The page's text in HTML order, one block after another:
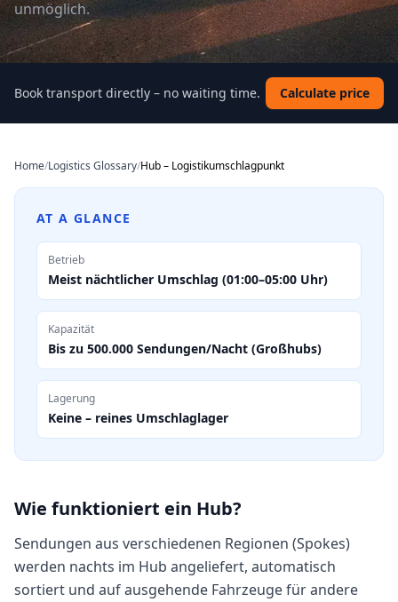
unmöglich.
Book transport directly – no waiting time. Calculate price
Home/Logistics Glossary/Hub – Logistikumschlagpunkt
AT A GLANCE
Betrieb
Meist nächtlicher Umschlag (01:00–05:00 Uhr)
Kapazität
Bis zu 500.000 Sendungen/Nacht (Großhubs)
Lagerung
Keine – reines Umschlaglager
Wie funktioniert ein Hub?
Sendungen aus verschiedenen Regionen (Spokes)
werden nachts im Hub angeliefert, automatisch
sortiert und auf ausgehende Fahrzeuge für andere